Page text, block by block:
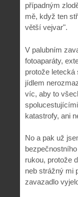
případným
mě, když ten
větší vejvar".
V palubním
fotoaparáty,
protože
jídlem
víc, aby to
katastrofy, ani
No a pak už
rukou, protože
neb strážný mi
zavazadlo